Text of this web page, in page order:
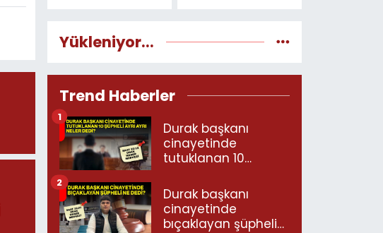
Yükleniyor...
Trend Haberler
Durak başkanı
cinayetinde
tutuklanan 10
neler dedi?
1
Durak başkanı
cinayetinde
bıçaklayan şüpheli
2